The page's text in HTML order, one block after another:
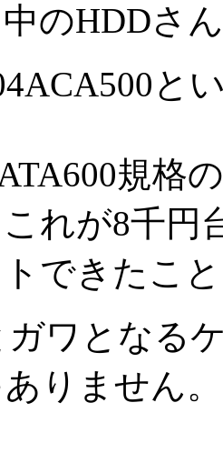
のHDDさ
と
規格
れが8千円
できたこ
ガワとなる
りません